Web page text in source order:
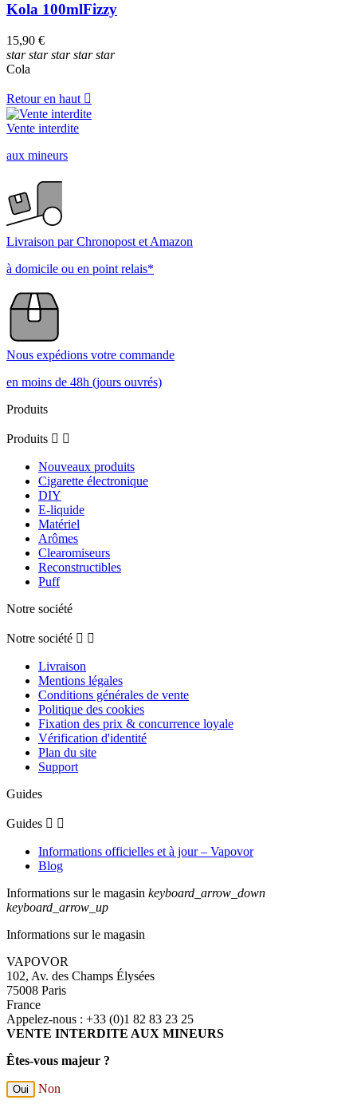
Prix
€
Kola 100mlFizzy
15,90 €
starstarstarstarstar
Cola
Retour en haut 
Vente interdite
aux mineurs
Livraison par Chronopost et Amazon
à domicile ou en point relais*
Nous expédions votre commande
en moins de 48h (jours ouvrés)
Produits
Produits  
Nouveaux produits
Cigarette électronique
DIY
E-liquide
Matériel
Arômes
Clearomiseurs
Reconstructibles
Puff
Notre société
Notre société  
Livraison
Mentions légales
Conditions générales de vente
Politique des cookies
Fixation des prix & concurrence loyale
Vérification d'identité
Plan du site
Support
Guides
Guides  
Informations officielles et à jour – Vapovor
Blog
Informations sur le magasin keyboard_arrow_down
keyboard_arrow_up
Informations sur le magasin
VAPOVOR
102, Av. des Champs Élysées
75008 Paris
France
Appelez-nous : +33 (0)1 82 83 23 25
VENTE INTERDITE AUX MINEURS
Êtes-vous majeur ?
Oui Non